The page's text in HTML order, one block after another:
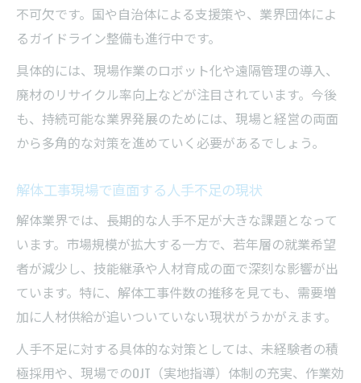
不可欠です。国や自治体による支援策や、業界団体によ
るガイドライン整備も進行中です。
具体的には、現場作業のロボット化や遠隔管理の導入、
廃材のリサイクル率向上などが注目されています。今後
も、持続可能な業界発展のためには、現場と経営の両面
から多角的な対策を進めていく必要があるでしょう。
解体工事現場で直面する人手不足の現状
解体業界では、長期的な人手不足が大きな課題となって
います。市場規模が拡大する一方で、若年層の就業希望
者が減少し、技能継承や人材育成の面で深刻な影響が出
ています。特に、解体工事件数の推移を見ても、需要増
加に人材供給が追いついていない現状がうかがえます。
人手不足に対する具体的な対策としては、未経験者の積
極採用や、現場でのOJT（実地指導）体制の充実、作業効